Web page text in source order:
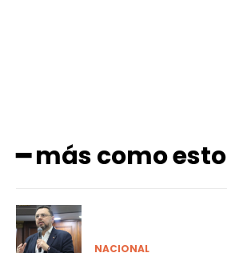
━ más como esto
NACIONAL